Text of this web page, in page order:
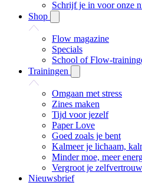
Schrijf je in voor onze
Shop
Flow magazine
Specials
School of Flow-
Trainingen
Omgaan met stress
Zines maken
Tijd voor jezelf
Paper Love
Goed zoals je bent
Kalmeer je lichaam,
Minder moe, meer
Vergroot je
Nieuwsbrief